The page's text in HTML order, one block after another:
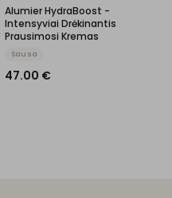
Alumier HydraBoost -
Intensyviai Drėkinantis
Prausimosi Kremas
Sausa
47.00 €